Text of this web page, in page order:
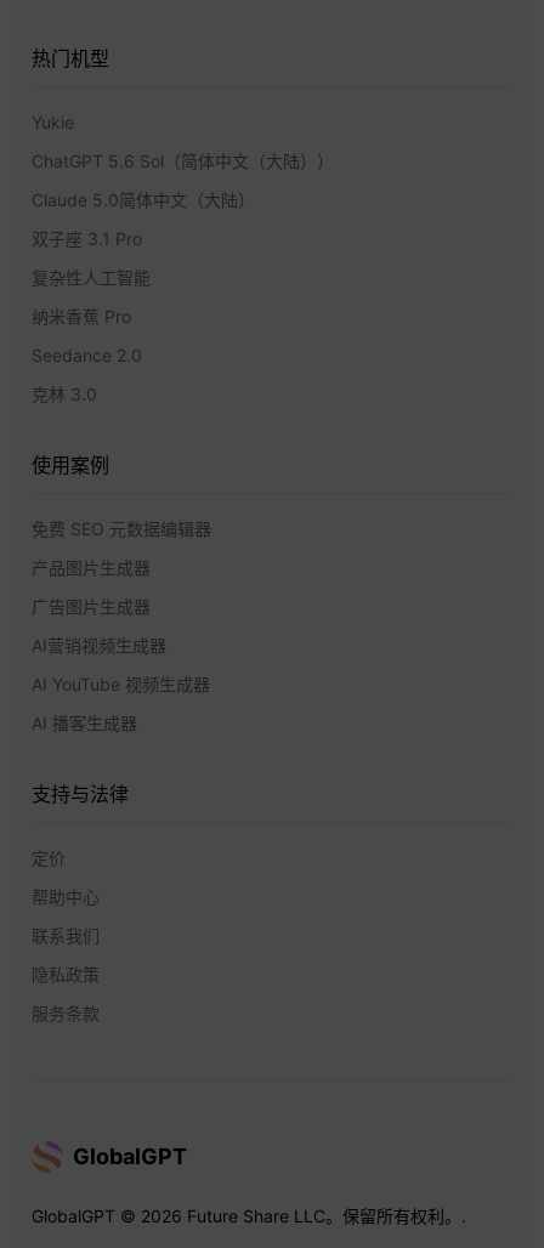
热门机型
Yukie
ChatGPT 5.6 Sol（简体中文（大陆））
Claude 5.0简体中文（大陆）
双子座 3.1 Pro
复杂性人工智能
纳米香蕉 Pro
Seedance 2.0
克林 3.0
使用案例
免费 SEO 元数据编辑器
产品图片生成器
广告图片生成器
AI营销视频生成器
AI YouTube 视频生成器
AI 播客生成器
支持与法律
定价
帮助中心
联系我们
隐私政策
服务条款
GlobalGPT
GlobalGPT © 2026 Future Share LLC。保留所有权利。.